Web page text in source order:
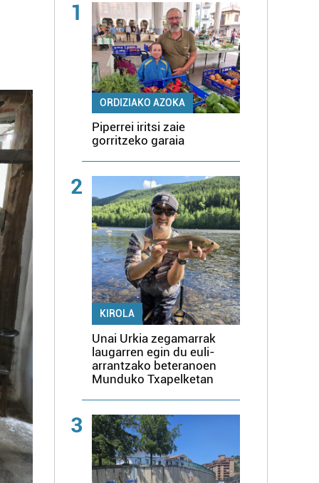
1
ORDIZIAKO AZOKA
Piperrei iritsi zaie
gorritzeko garaia
2
KIROLA
Unai Urkia zegamarrak
laugarren egin du euli-
arrantzako beteranoen
Munduko Txapelketan
3